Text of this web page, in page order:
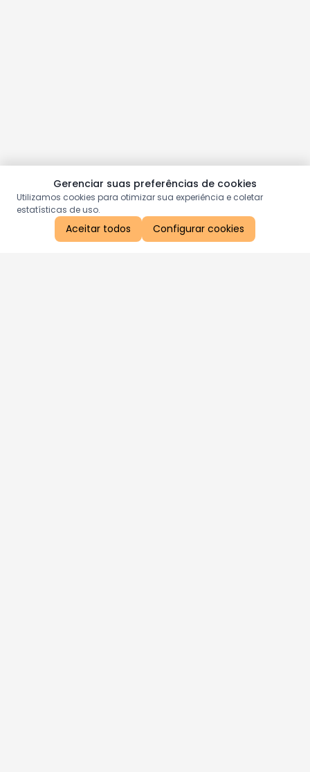
Gerenciar suas preferências de cookies
Utilizamos cookies para otimizar sua experiência e coletar
estatísticas de uso.
Aceitar todos Configurar cookies